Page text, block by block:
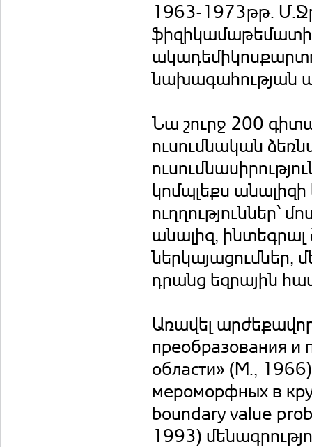
1963-1973թթ.
նախագահության
Նա շուրջ 200
ուսումնական
կոմպլեքս
ուղղություններ՝
անալիզ,
ներկայացումներ,
դրանց եզրային
Առավել
преобразования и
области» (М.,
мероморфных в
boundary value
1993)